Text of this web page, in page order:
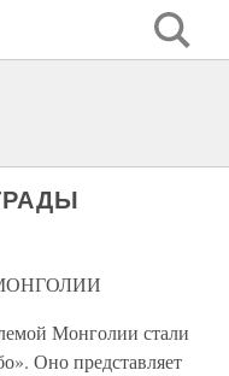
Монголии стали
Оно представляет